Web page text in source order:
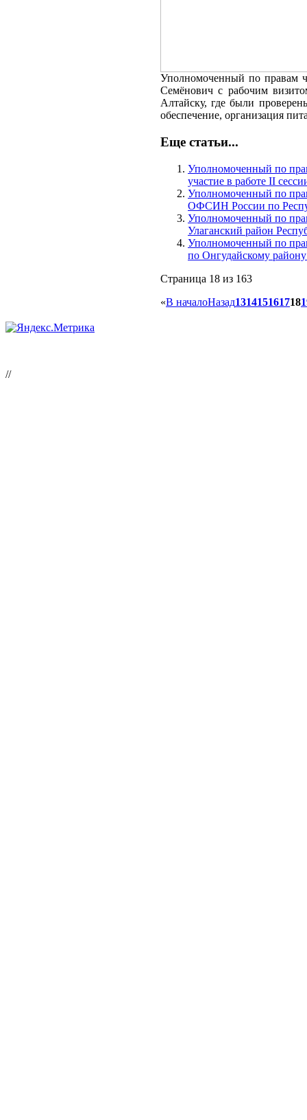
Уполномоченный по правам
Семёнович с рабочим
Алтайску, где были
обеспечение, организация
Еще статьи...
Уполномоченный по
участие в работе II
Уполномоченный по
ОФСИН России по
Уполномоченный по
Улаганский район
Уполномоченный по
по Онгудайскому
Страница 18 из 163
«В началоНазад131415161718
//